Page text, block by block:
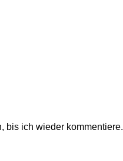
bis ich wieder kommentiere.